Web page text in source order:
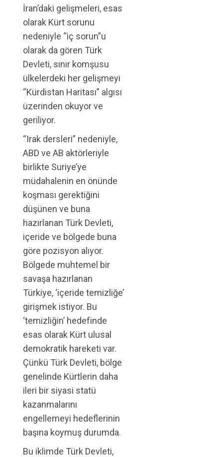
İran’daki gelişmeleri, esas
olarak Kürt sorunu
nedeniyle “iç sorun”u
olarak da gören Türk
Devleti, sınır komşusu
ülkelerdeki her gelişmeyi
“Kürdistan Haritası” algısı
üzerinden okuyor ve
geriliyor.
“Irak dersleri” nedeniyle,
ABD ve AB aktörleriyle
birlikte Suriye’ye
müdahalenin en önünde
koşması gerektiğini
düşünen ve buna
hazırlanan Türk Devleti,
içeride ve bölgede buna
göre pozisyon alıyor.
Bölgede muhtemel bir
savaşa hazırlanan
Türkiye, ‘içeride temizliğe’
girişmek istiyor. Bu
‘temizliğin’ hedefinde
esas olarak Kürt ulusal
demokratik hareketi var.
Çünkü Türk Devleti, bölge
genelinde Kürtlerin daha
ileri bir siyasi statü
kazanmalarını
engellemeyi hedeflerinin
başına koymuş durumda.
Bu iklimde Türk Devleti,